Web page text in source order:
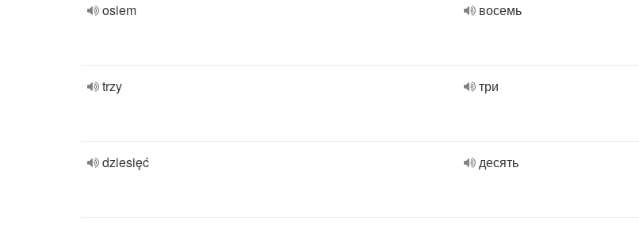
osiem восемь
trzy три
dziesięć десять